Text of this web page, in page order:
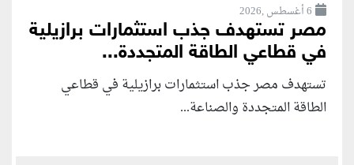
6 أغسطس ,2026
مصر تستهدف جذب استثمارات برازيلية
في قطاعي الطاقة المتجددة...
تستهدف مصر جذب استثمارات برازيلية في قطاعي
الطاقة المتجددة والصناعة...